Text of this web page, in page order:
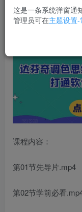
达芬奇调色思维，
课程内容：
第01节先导片.mp4
第02节学前必看
这是一条系统弹窗通
管理员可在主题设置